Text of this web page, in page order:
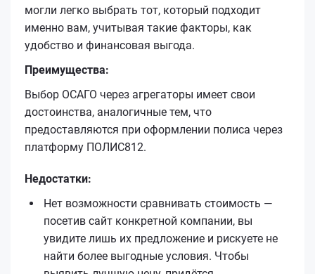
могли легко выбрать тот, который подходит
именно вам, учитывая такие факторы, как
удобство и финансовая выгода.
Преимущества:
Выбор ОСАГО через агрегаторы имеет свои
достоинства, аналогичные тем, что
предоставляются при оформлении полиса через
платформу ПОЛИС812.
Недостатки:
Нет возможности сравнивать стоимость —
посетив сайт конкретной компании, вы
увидите лишь их предложение и рискуете не
найти более выгодные условия. Чтобы